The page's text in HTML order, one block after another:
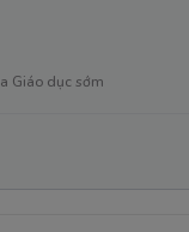
Giáo dục sớm